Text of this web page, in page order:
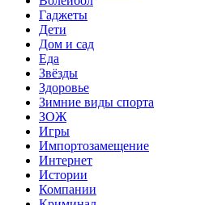
Гаджеты
Дети
Дом и сад
Еда
Звёзды
Здоровье
Зимние виды спорта
ЗОЖ
Игры
Импортозамещение
Интернет
Истории
Компании